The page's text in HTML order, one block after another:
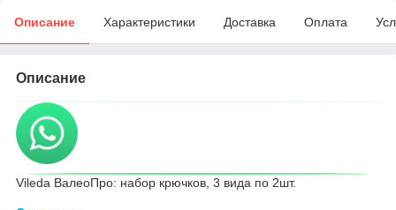
Описание Характеристики Доставка Оплата
Описание
Vileda ВалеоПро: набор крючков, 3 вида по 2шт.